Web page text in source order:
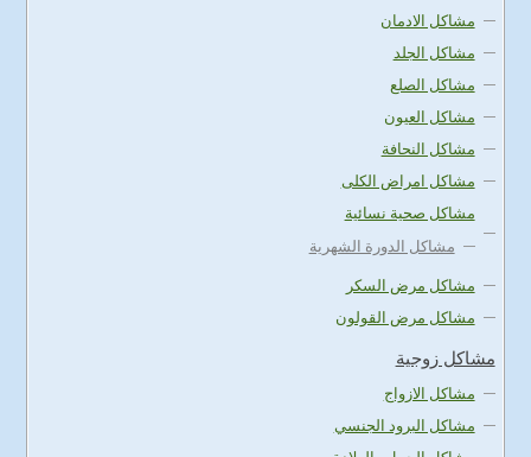
مشاكل الادمان
مشاكل الجلد
مشاكل الصلع
مشاكل العيون
مشاكل النحافة
مشاكل امراض الكلى
مشاكل صحية نسائية
مشاكل الدورة الشهرية
مشاكل مرض السكر
مشاكل مرض القولون
مشاكل زوجية
مشاكل الازواج
مشاكل البرود الجنسي